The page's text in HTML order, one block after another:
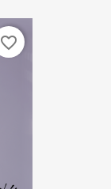
favorite_border